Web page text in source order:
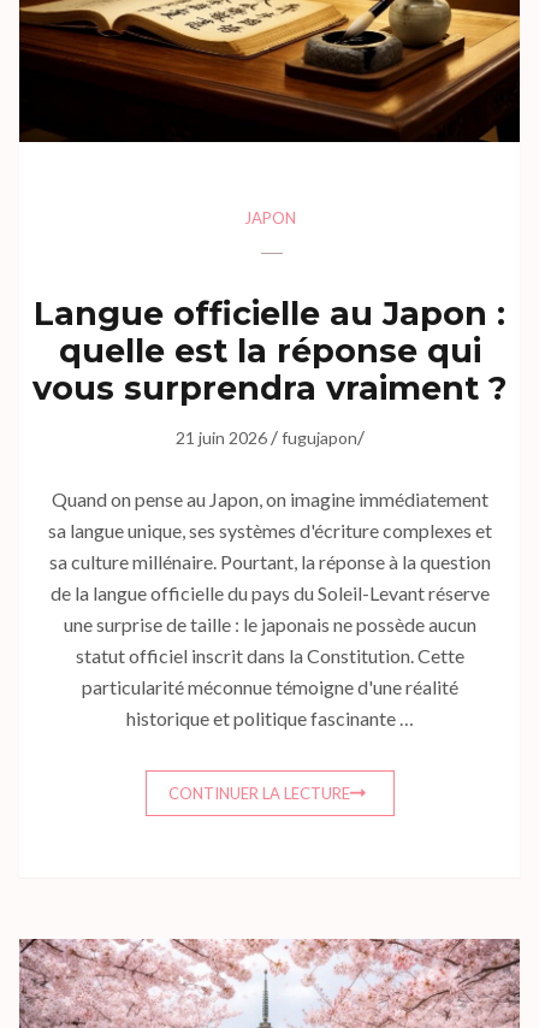
JAPON
Langue officielle au Japon :
quelle est la réponse qui
vous surprendra vraiment ?
21 juin 2026/fugujapon/
Quand on pense au Japon, on imagine immédiatement
sa langue unique, ses systèmes d'écriture complexes et
sa culture millénaire. Pourtant, la réponse à la question
de la langue officielle du pays du Soleil-Levant réserve
une surprise de taille : le japonais ne possède aucun
statut officiel inscrit dans la Constitution. Cette
particularité méconnue témoigne d'une réalité
historique et politique fascinante …
CONTINUER LA LECTURE